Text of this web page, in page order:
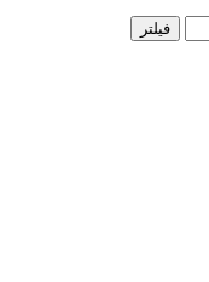
فیلتر